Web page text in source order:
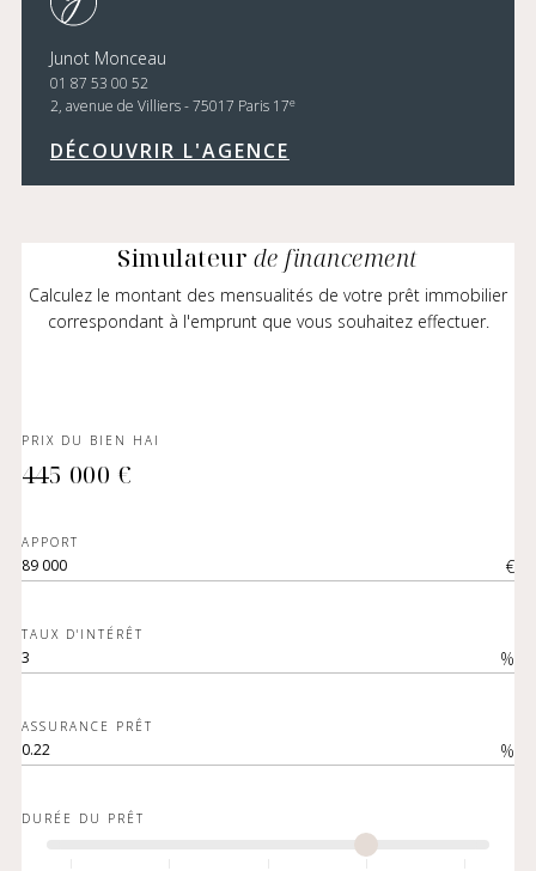
Junot Monceau
01 87 53 00 52
2, avenue de Villiers - 75017 Paris 17e
DÉCOUVRIR L'AGENCE
Simulateur de financement
Calculez le montant des mensualités de votre prêt immobilier
correspondant à l'emprunt que vous souhaitez effectuer.
PRIX DU BIEN HAI
445 000 €
APPORT
€
TAUX D'INTÉRÊT
%
ASSURANCE PRÊT
%
DURÉE DU PRÊT